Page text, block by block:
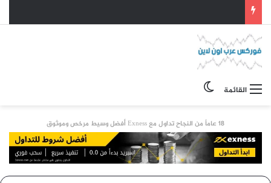
القائمة
18 عاماً من النجاح تداول مع Exness أفضل وسيط مرخص وموثوق